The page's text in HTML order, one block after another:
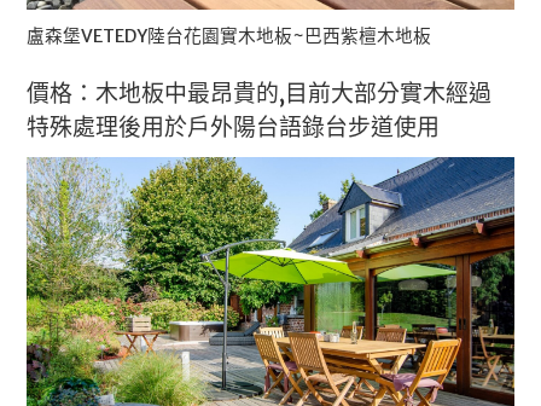
盧森堡VETEDY陸台花園實木地板~巴西紫檀木地板
價格：木地板中最昂貴的,目前大部分實木經過
特殊處理後用於戶外陽台語錄台步道使用